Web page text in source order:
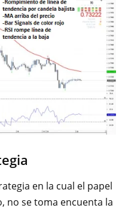
en la cual el papel
no se toma encuenta la